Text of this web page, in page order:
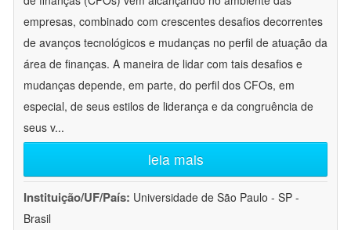
empresas, combinado com crescentes desafios decorrentes
de avanços tecnológicos e mudanças no perfil de atuação da
área de finanças. A maneira de lidar com tais desafios e
mudanças depende, em parte, do perfil dos CFOs, em
especial, de seus estilos de liderança e da congruência de
seus v...
leia mais
Instituição/UF/País: Universidade de São Paulo - SP -
Brasil